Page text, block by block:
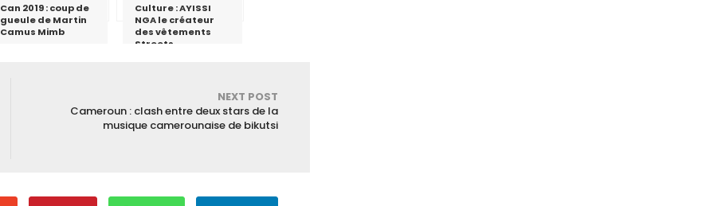
Can 2019 : coup de
gueule de Martin
Camus Mimb
Culture : AYISSI
NGA le créateur
des vêtements
Streets
NEXT POST
Cameroun : clash entre deux stars de la
musique camerounaise de bikutsi